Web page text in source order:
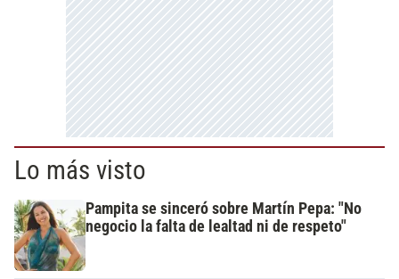
Lo más visto
Pampita se sinceró sobre Martín Pepa: "No
negocio la falta de lealtad ni de respeto"